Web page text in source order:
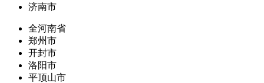
济南市
全河南省
郑州市
开封市
洛阳市
平顶山市